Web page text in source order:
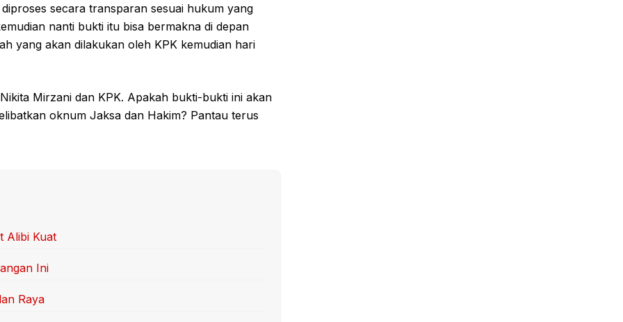
secara transparan sesuai hukum yang
nanti bukti itu bisa bermakna di depan
yang akan dilakukan oleh KPK kemudian hari
Mirzani dan KPK. Apakah bukti-bukti ini akan
oknum Jaksa dan Hakim? Pantau terus
Alibi Kuat
Ini
Raya